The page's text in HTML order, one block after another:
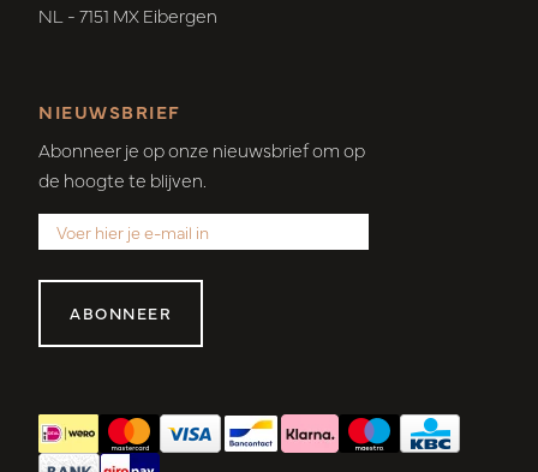
NL - 7151 MX Eibergen
NIEUWSBRIEF
Abonneer je op onze nieuwsbrief om op
de hoogte te blijven.
ABONNEER